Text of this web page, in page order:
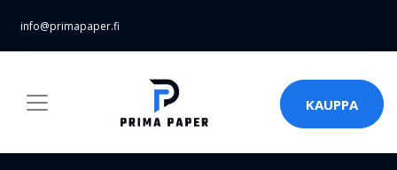
info@primapaper.fi
KAUPPA